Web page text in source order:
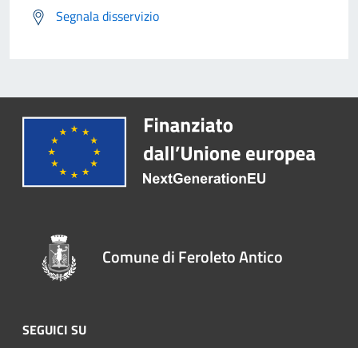
Segnala disservizio
Comune di Feroleto Antico
SEGUICI SU